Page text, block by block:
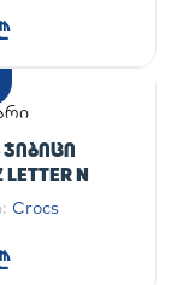
ᲯᲘᲑᲘᲪᲘ
N
Crocs